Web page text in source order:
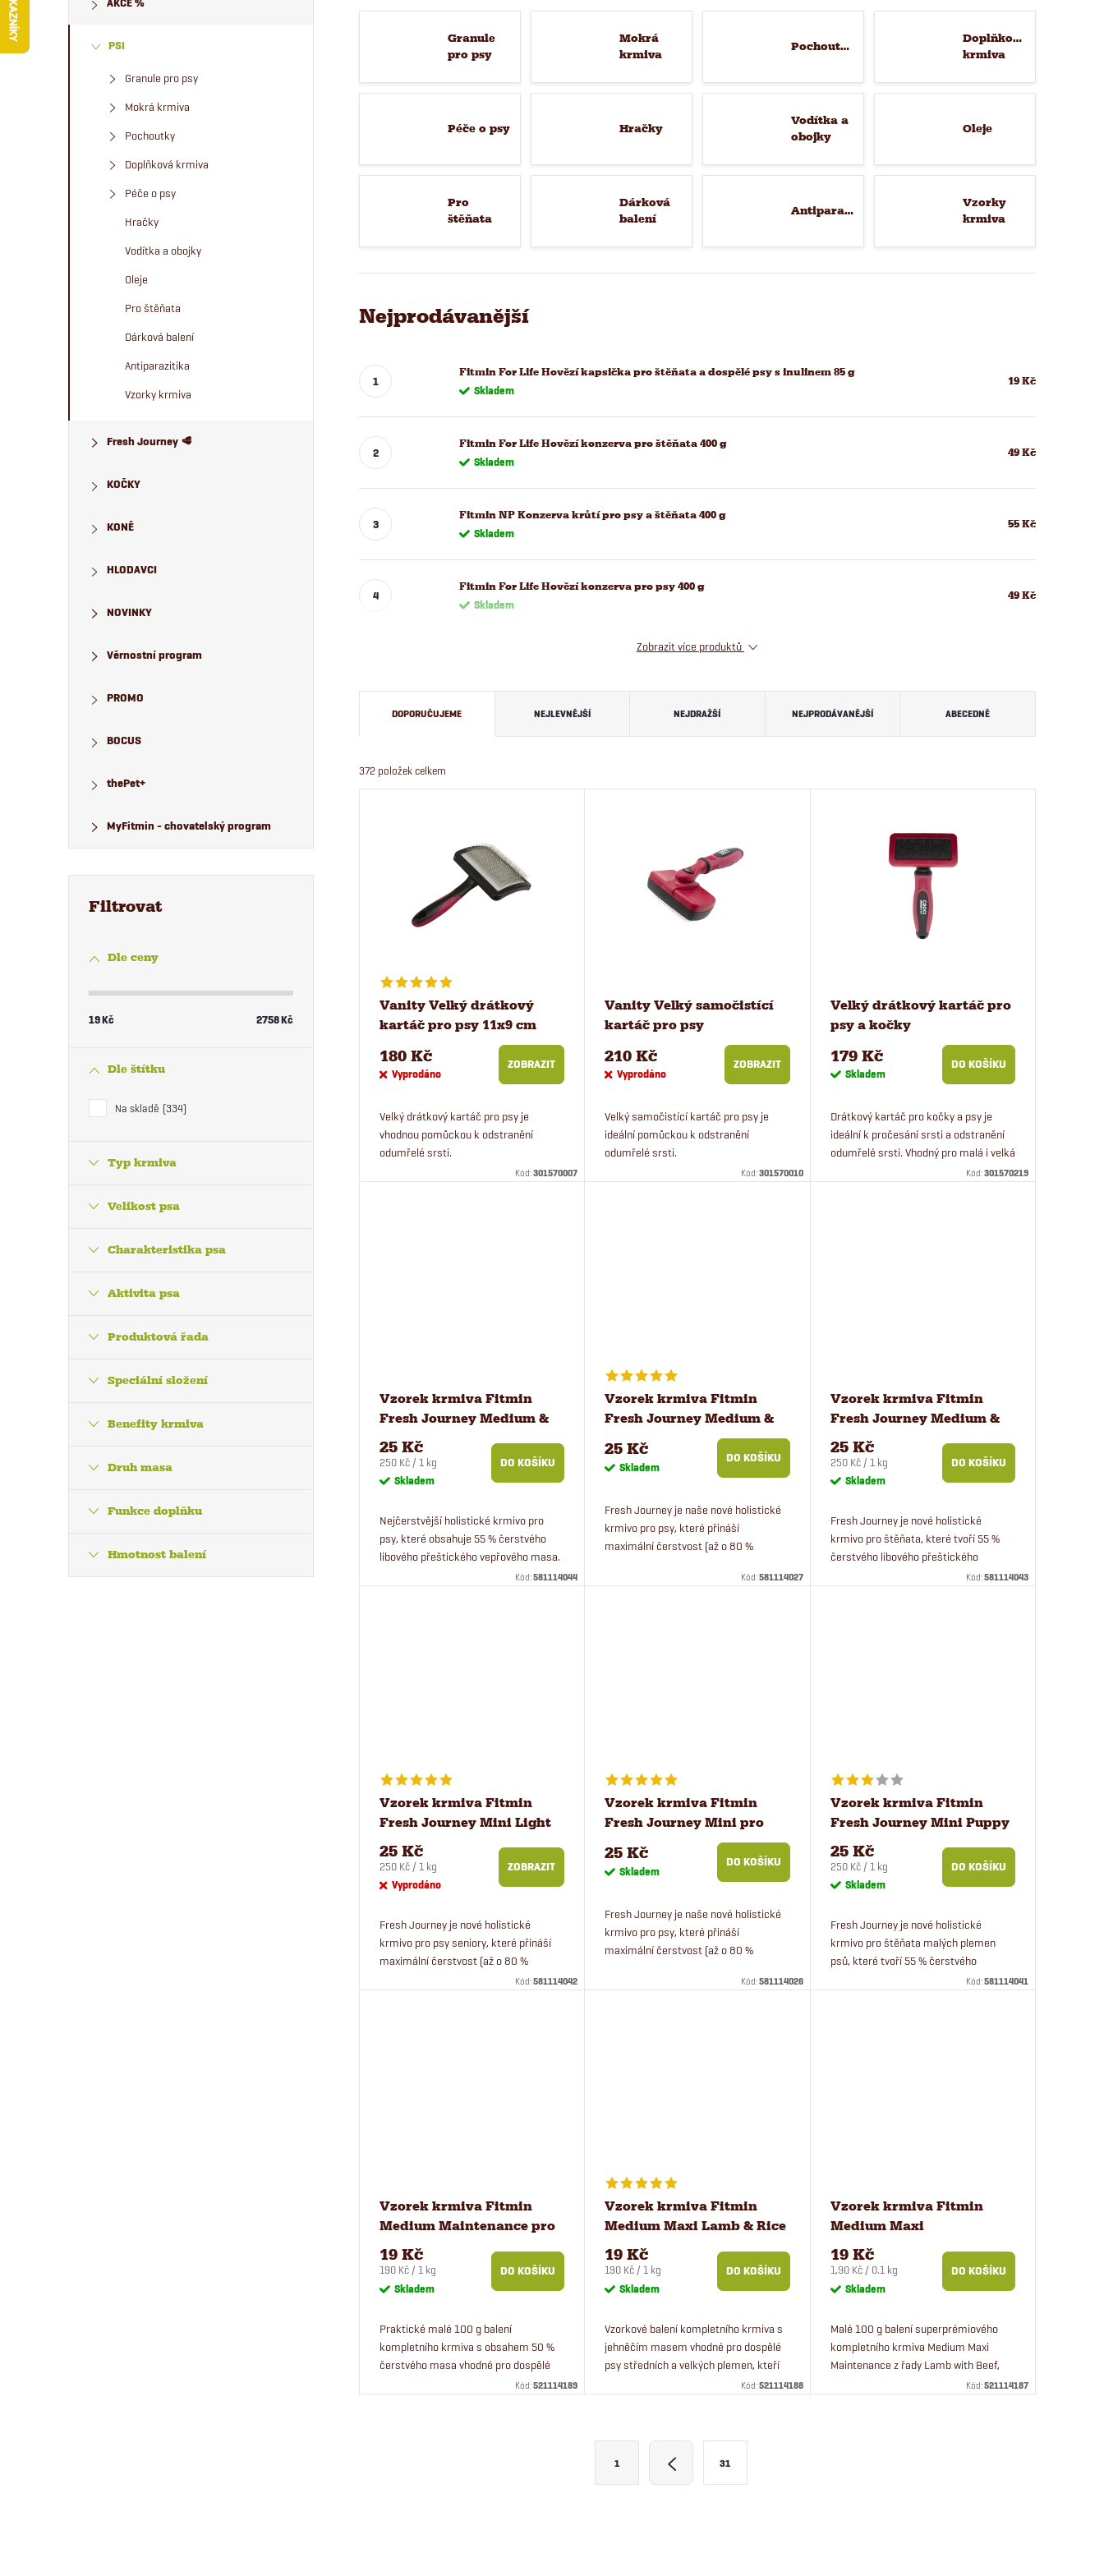
s
e
PSI
Granule pro psy
Mokrá krmiva
Pochoutky
Doplňková krmiva
Péče o psy
Hračky
Vodítka a obojky
Oleje
Pro štěňata
Dárková balení
Antiparazitika
Vzorky krmiva
Fresh Journey 🥩
KOČKY
KONĚ
HLODAVCI
NOVINKY
Věrnostní program
PROMO
BOCUS
thePet+
MyFitmin - chovatelský program
Dle ceny
19Kč 2758Kč
Dle štítku
Na skladě 334
Typ krmiva
Velikost psa
Charakteristika psa
Aktivita psa
Produktová řada
Speciální složení
Benefity krmiva
Druh masa
Funkce doplňku
Hmotnost balení
Granule
pro psy
Mokrá
krmiva
Pochoutky
Doplňková
krmiva
Péče o psy Hračky
Vodítka a
obojky
Oleje
Pro
štěňata
Dárková
balení
Antiparazitika
Vzorky
krmiva
Nejprodávanější
Fitmin For Life Hovězí kapsička pro štěňata a dospělé psy s inulinem 85 g
Skladem
19 Kč
Fitmin For Life Hovězí konzerva pro štěňata 400 g
Skladem
49 Kč
Fitmin NP Konzerva krůtí pro psy a štěňata 400 g
Skladem
55 Kč
Fitmin For Life Hovězí konzerva pro psy 400 g
Skladem
49 Kč
Zobrazit více produktů
z
DOPORUČUJEME NEJLEVNĚJŠÍ NEJDRAŽŠÍ NEJPRODÁVANĚJŠÍ ABECEDNĚ
372 položek celkem
u
Vanity Velký drátkový
kartáč pro psy 11x9 cm
180 Kč
Vyprodáno
ZOBRAZIT
Velký drátkový kartáč pro psy je
vhodnou pomůckou k odstranění
odumřelé srsti.
Kód:301570007
Vanity Velký samočistící
kartáč pro psy
210 Kč
Vyprodáno
ZOBRAZIT
Velký samočistící kartáč pro psy je
ideální pomůckou k odstranění
odumřelé srsti.
Kód:301570010
Velký drátkový kartáč pro
psy a kočky
179 Kč
Skladem
DO KOŠÍKU
Drátkový kartáč pro kočky a psy je
ideální k pročesání srsti a odstranění
odumřelé srsti. Vhodný pro malá i velká
Kód:301570219
Vzorek krmiva Fitmin
Fresh Journey Medium &
Maxi Light Senior pro psy
100 g
25 Kč
Měrná
cena:
250 Kč / 1 kg
Skladem
DO KOŠÍKU
Nejčerstvější holistické krmivo pro
psy, které obsahuje 55 % čerstvého
libového přeštického vepřového masa.
Fresh Journey je naše nové holistické
Kód:581114044
Vzorek krmiva Fitmin
Fresh Journey Medium &
Maxi pro psy 100 g
25 Kč
Skladem
DO KOŠÍKU
Fresh Journey je naše nové holistické
krmivo pro psy, které přináší
maximální čerstvost (až o 80 %
krmiva) a výjimečnou kvalitu. 100 g
Kód:581114027
Vzorek krmiva Fitmin
Fresh Journey Medium &
Maxi Puppy pro štěňata
100 g
25 Kč
Měrná
cena:
250 Kč / 1 kg
Skladem
DO KOŠÍKU
Fresh Journey je nové holistické
krmivo pro štěňata, které tvoří 55 %
čerstvého libového přeštického
Kód:581114043
Vzorek krmiva Fitmin
Fresh Journey Mini Light
Senior pro psy malých
plemen 100 g
25 Kč
Měrná
cena:
250 Kč / 1 kg
Vyprodáno
ZOBRAZIT
Fresh Journey je nové holistické
krmivo pro psy seniory, které přináší
maximální čerstvost (až o 80 %
čerstvější než běžná granulovaná
Kód:581114042
Vzorek krmiva Fitmin
Fresh Journey Mini pro
25 Kč
Skladem
DO KOŠÍKU
Fresh Journey je naše nové holistické
krmivo pro psy, které přináší
maximální čerstvost (až o 80 %
krmiva) a výjimečnou kvalitu. 100 g
Kód:581114026
Vzorek krmiva Fitmin
Fresh Journey Mini Puppy
pro štěňata malých plemen
100 g
25 Kč
Měrná
cena:
250 Kč / 1 kg
Skladem
DO KOŠÍKU
Fresh Journey je nové holistické
krmivo pro štěňata malých plemen
psů, které tvoří 55 % čerstvého
libového přeštického vepřového masa.
Kód:581114041
Vzorek krmiva Fitmin
Medium Maintenance pro
psy 100 g
19 Kč
Měrná
cena:
190 Kč / 1 kg
Skladem
DO KOŠÍKU
Praktické malé 100 g balení
kompletního krmiva s obsahem 50 %
čerstvého masa vhodné pro dospělé
psy středních plemen v běžné zátěži.
Kód:521114189
Vzorek krmiva Fitmin
Medium Maxi Lamb & Rice
pro psy 100 g
19 Kč
Měrná
cena:
190 Kč / 1 kg
Skladem
DO KOŠÍKU
Vzorkové balení kompletního krmiva s
jehněčím masem vhodné pro dospělé
psy středních a velkých plemen, kteří
Kód:521114188
Vzorek krmiva Fitmin
Medium Maxi
Maintenance Lamb with
Beef pro psy 100 g
19 Kč
Měrná
cena:
1,90 Kč / 0.1 kg
Skladem
DO KOŠÍKU
Malé 100 g balení superprémiového
kompletního krmiva Medium Maxi
Maintenance z řady Lamb with Beef,
díky kterému můžete vyzkoušet, zda
Kód:521114187
1 31